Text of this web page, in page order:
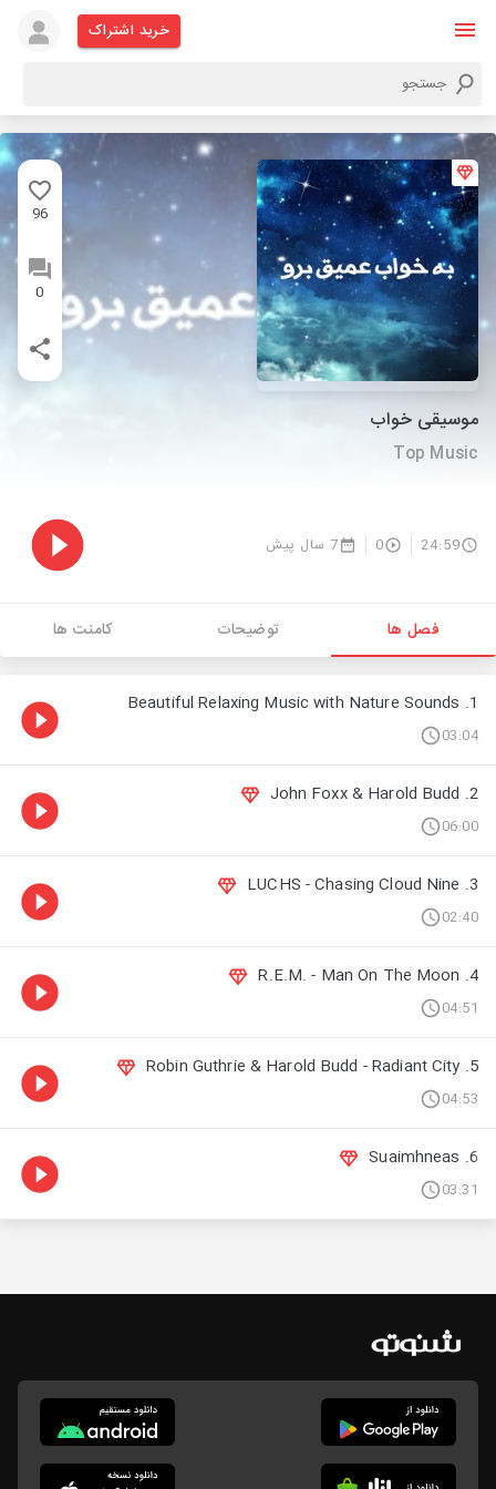
خرید اشتراک
96
0
موسیقی خواب
Top Music
24:59
0 7 سال پیش
فصل ها توضیحات کامنت ها
1. Beautiful Relaxing Music with Nature Sounds
03:04
2. John Foxx & Harold Budd
06:00
3. LUCHS - Chasing Cloud Nine
02:40
4. R.E.M. - Man On The Moon
04:51
5. Robin Guthrie & Harold Budd - Radiant City
04:53
6. Suaimhneas
03:31